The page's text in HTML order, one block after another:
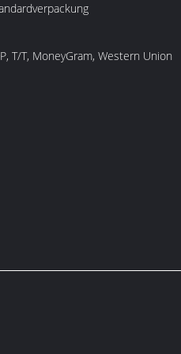
T/T, MoneyGram, Western Union